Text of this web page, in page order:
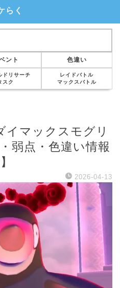
らく
ント 色違い
ドリサーチ
スク
レイドバトル
マックスバトル
イマックスモグリ
弱点・色違い情報
2026-04-13